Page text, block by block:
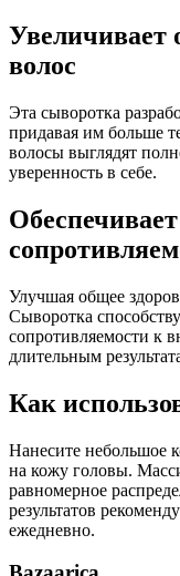
Увеличивает
волос
Эта сыворотка
придавая им больше
волосы выглядят
уверенность в себе.
Улучшая общее
Сыворотка
сопротивляемости к
длительным
Как
Нанесите небольшое
на кожу головы.
равномерное
результатов
ежедневно.